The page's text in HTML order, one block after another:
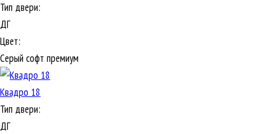
Тип двери:
ДГ
Цвет:
Серый софт премиум
Квадро 18
Тип двери:
ДГ